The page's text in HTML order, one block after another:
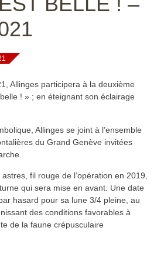
Allinges participera à la deuxième
! » ; en éteignant son éclairage
Allinges se joint à l’ensemble
du Grand Genève invitées
fil rouge de l’opération en 2019,
qui sera mise en avant. Une date
hasard pour sa lune 3/4 pleine, au
des conditions favorables à
de la faune crépusculaire